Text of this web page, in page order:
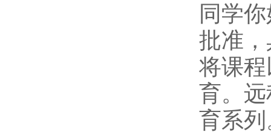
同学
批准
将课
育。
育系